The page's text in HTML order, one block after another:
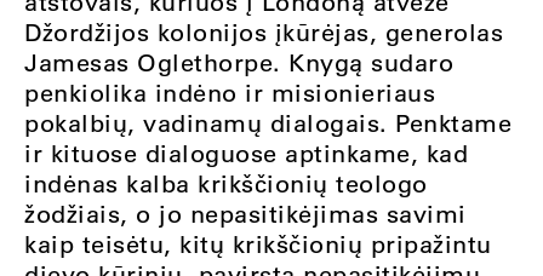
Džordžijos kolonijos įkūrėjas, generolas
Jamesas Oglethorpe. Knygą sudaro
penkiolika indėno ir misionieriaus
pokalbių, vadinamų dialogais. Penktame
ir kituose dialoguose aptinkame, kad
indėnas kalba krikščionių teologo
žodžiais, o jo nepasitikėjimas savimi
kaip teisėtu, kitų krikščionių pripažintu